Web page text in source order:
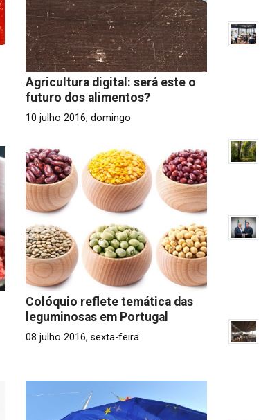
Agricultura digital: será este o
futuro dos alimentos?
10 julho 2016, domingo
Colóquio reflete temática das
leguminosas em Portugal
08 julho 2016, sexta-feira